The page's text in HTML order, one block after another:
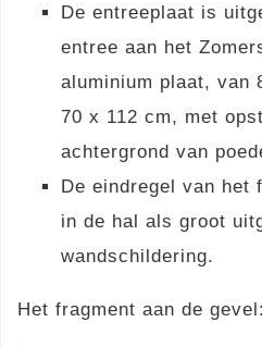
De entreeplaat is
entree aan het
aluminium plaat, van
70 x 112 cm, met
achtergrond van
De eindregel van het
in de hal als groot
wandschildering.
Het fragment aan de gevel: